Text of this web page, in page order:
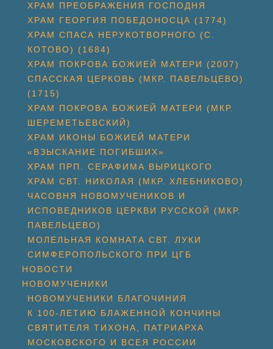
ХРАМ ПРЕОБРАЖЕНИЯ ГОСПОДНЯ
ХРАМ ГЕОРГИЯ ПОБЕДОНОСЦА (1774)
ХРАМ СПАСА НЕРУКОТВОРНОГО (С.
КОТОВО) (1684)
ХРАМ ПОКРОВА БОЖИЕЙ МАТЕРИ (2007)
СПАССКАЯ ЦЕРКОВЬ (МКР. ПАВЕЛЬЦЕВО)
(1715)
ХРАМ ПОКРОВА БОЖИЕЙ МАТЕРИ (МКР.
ШЕРЕМЕТЬЕВСКИЙ)
ХРАМ ИКОНЫ БОЖИЕЙ МАТЕРИ
«ВЗЫСКАНИЕ ПОГИБШИХ»
ХРАМ ПРП. СЕРАФИМА ВЫРИЦКОГО
ХРАМ СВТ. НИКОЛАЯ (МКР. ХЛЕБНИКОВО)
ЧАСОВНЯ НОВОМУЧЕНИКОВ И
ИСПОВЕДНИКОВ ЦЕРКВИ РУССКОЙ (МКР.
ПАВЕЛЬЦЕВО)
МОЛЕЛЬНАЯ КОМНАТА СВТ. ЛУКИ
СИМФЕРОПОЛЬСКОГО ПРИ ЦГБ
НОВОСТИ
НОВОМУЧЕНИКИ
НОВОМУЧЕНИКИ БЛАГОЧИНИЯ
К 100-ЛЕТИЮ БЛАЖЕННОЙ КОНЧИНЫ
СВЯТИТЕЛЯ ТИХОНА, ПАТРИАРХА
МОСКОВСКОГО И ВСЕЯ РОССИИ